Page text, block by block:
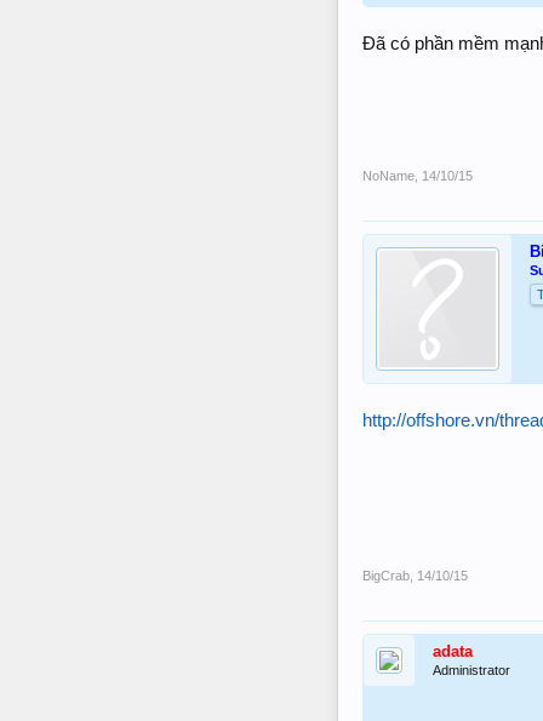
Đã có phần mềm
NoName 14/10/15
http://offshore.vn/
BigCrab 14/10/15
adata
Administrator